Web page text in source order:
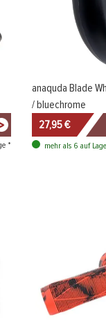
*
anaquda Blade
/ bluechrome
27,95 €
mehr als 6 auf